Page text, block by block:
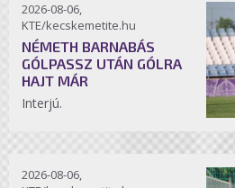
2026-08-06,
KTE/kecskemetite.hu
NÉMETH BARNABÁS
GÓLPASSZ UTÁN GÓLRA
HAJT MÁR
Interjú.
2026-08-06,